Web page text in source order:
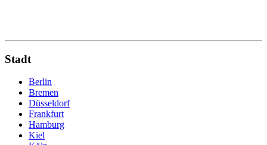
Stadt
Berlin
Bremen
Düsseldorf
Frankfurt
Hamburg
Kiel